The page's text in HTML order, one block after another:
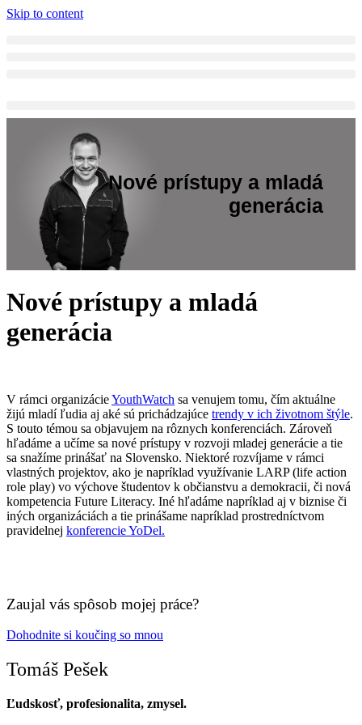
Skip to content
Nové prístupy a mladá
generácia
Nové prístupy a mladá
generácia
V rámci organizácieYouthWatch sa venujem tomu, čím aktuálne
žijú mladí ľudia aj aké sú prichádzajúce trendy v ich životnom štýle.
S touto témou sa objavujem na rôznych konferenciách. Zároveň
hľadáme a učíme sa nové prístupy v rozvoji mladej generácie a tie
sa snažíme prinášať na Slovensko. Niektoré rozvíjame v rámci
vlastných projektov, ako je napríklad využívanie LARP (life action
role play) vo výchove študentov k občianstvu a demokracii, či nová
kompetencia Future Literacy. Iné hľadáme napríklad aj v biznise či
iných organizáciách a tie prinášame napríklad prostredníctvom
pravidelnej konferencie YoDel.
Zaujal vás spôsob mojej práce?
Dohodnite si koučing so mnou
Tomáš Pešek
Ľudskosť, profesionalita, zmysel.